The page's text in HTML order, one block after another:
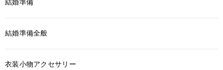
結婚準備
結婚準備全般
衣装小物アクセサリー